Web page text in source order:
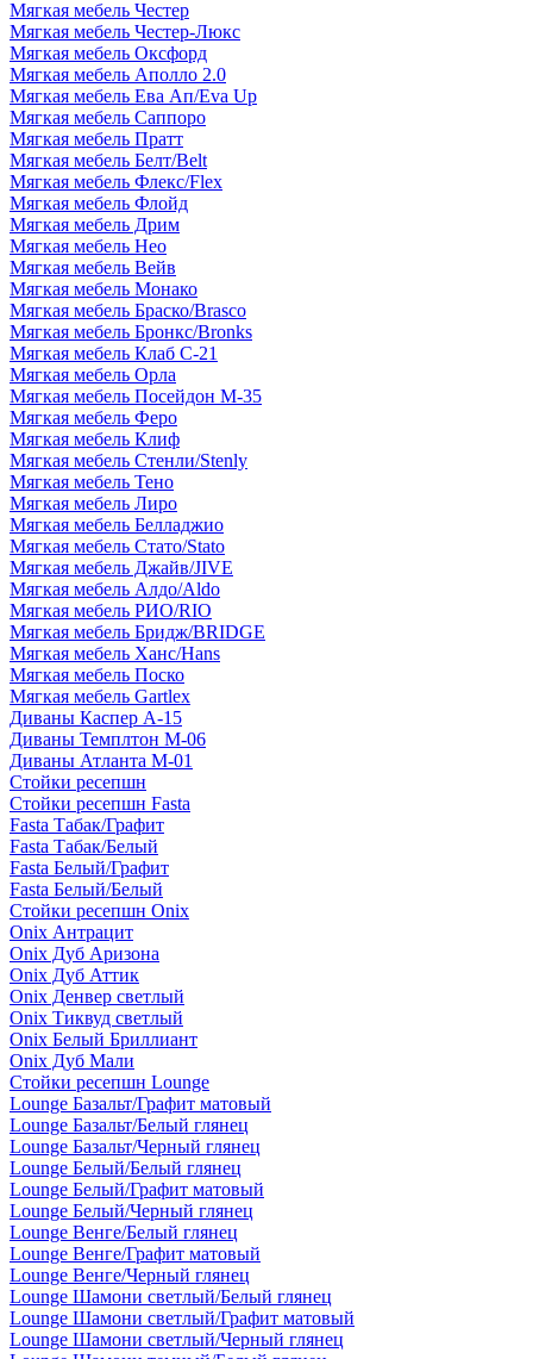
Мягкая мебель Честер
Мягкая мебель Честер-Люкс
Мягкая мебель Оксфорд
Мягкая мебель Аполло 2.0
Мягкая мебель Ева Ап/Eva Up
Мягкая мебель Саппоро
Мягкая мебель Пратт
Мягкая мебель Белт/Belt
Мягкая мебель Флекс/Flex
Мягкая мебель Флойд
Мягкая мебель Дрим
Мягкая мебель Нео
Мягкая мебель Вейв
Мягкая мебель Монако
Мягкая мебель Браско/Brasco
Мягкая мебель Бронкс/Bronks
Мягкая мебель Клаб С-21
Мягкая мебель Орла
Мягкая мебель Посейдон М-35
Мягкая мебель Феро
Мягкая мебель Клиф
Мягкая мебель Стенли/Stenly
Мягкая мебель Тено
Мягкая мебель Лиро
Мягкая мебель Белладжио
Мягкая мебель Стато/Stato
Мягкая мебель Джайв/JIVE
Мягкая мебель Алдо/Aldo
Мягкая мебель РИО/RIO
Мягкая мебель Бридж/BRIDGE
Мягкая мебель Ханс/Hans
Мягкая мебель Поско
Мягкая мебель Gartlex
Диваны Каспер А-15
Диваны Темплтон М-06
Диваны Атланта М-01
Стойки ресепшн
Стойки ресепшн Fasta
Fasta Табак/Графит
Fasta Табак/Белый
Fasta Белый/Графит
Fasta Белый/Белый
Стойки ресепшн Onix
Onix Антрацит
Onix Дуб Аризона
Onix Дуб Аттик
Onix Денвер светлый
Onix Тиквуд светлый
Onix Белый Бриллиант
Onix Дуб Мали
Стойки ресепшн Lounge
Lounge Базальт/Графит матовый
Lounge Базальт/Белый глянец
Lounge Базальт/Черный глянец
Lounge Белый/Белый глянец
Lounge Белый/Графит матовый
Lounge Белый/Черный глянец
Lounge Венге/Белый глянец
Lounge Венге/Графит матовый
Lounge Венге/Черный глянец
Lounge Шамони светлый/Белый глянец
Lounge Шамони светлый/Графит матовый
Lounge Шамони светлый/Черный глянец